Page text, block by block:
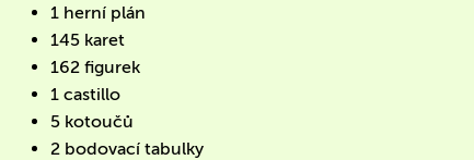
1 herní plán
145 karet
162 figurek
1 castillo
5 kotoučů
2 bodovací tabulky